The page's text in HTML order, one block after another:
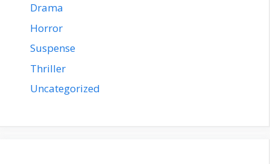
Drama
Horror
Suspense
Thriller
Uncategorized